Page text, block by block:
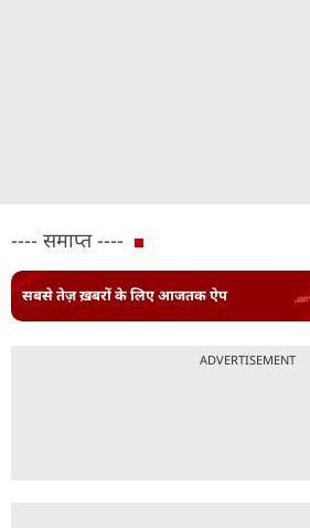
---- समाप्त ----
सबसे तेज़ ख़बरों के लिए आजतक ऐप
ADVERTISEMENT